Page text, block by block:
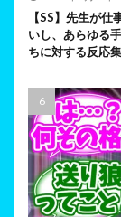
【SS】先生が
いし、あらゆる
ちに対する反応